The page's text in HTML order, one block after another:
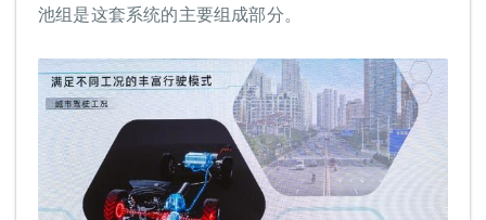
池组是这套系统的主要组成部分。